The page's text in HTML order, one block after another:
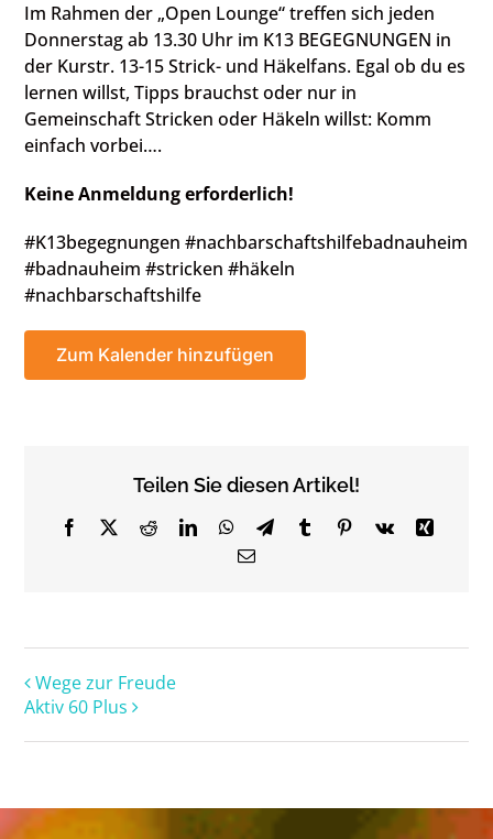
Im Rahmen der „Open Lounge“ treffen sich jeden
Donnerstag ab 13.30 Uhr im K13 BEGEGNUNGEN in
der Kurstr. 13-15 Strick- und Häkelfans. Egal ob du es
lernen willst, Tipps brauchst oder nur in
Gemeinschaft Stricken oder Häkeln willst: Komm
einfach vorbei….
Keine Anmeldung erforderlich!
#K13begegnungen #nachbarschaftshilfebadnauheim
#badnauheim #stricken #häkeln
#nachbarschaftshilfe
Zum Kalender hinzufügen
Teilen Sie diesen Artikel!
Facebook
X RedditLinkedInWhatsApp
TelegramTumblrPinterest
Vk
Xing
Email
Wege zur Freude
Aktiv 60 Plus